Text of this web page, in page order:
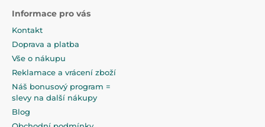
Canpol babies s přísavkou MEDVÍDEK je dostupný ve
nejmenší o další potřebné prvky a vytvořte si vlastní
jedinečnou kolekci.
Speciální přísavka zabraňuje převrácení a odhození
talíře.
Praktický - lze mýt v myčce a ohřívat v mikrovlnné
Informace pro vás
Kontakt
Doprava a platba
Vše o nákupu
Reklamace a vrácení zboží
Náš bonusový program =
slevy na další nákupy
Blog